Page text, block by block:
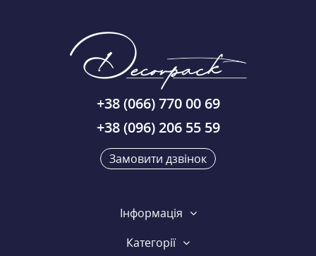
+38 (066) 770 00 69
+38 (096) 206 55 59
Замовити дзвінок
Інформація
Категорії